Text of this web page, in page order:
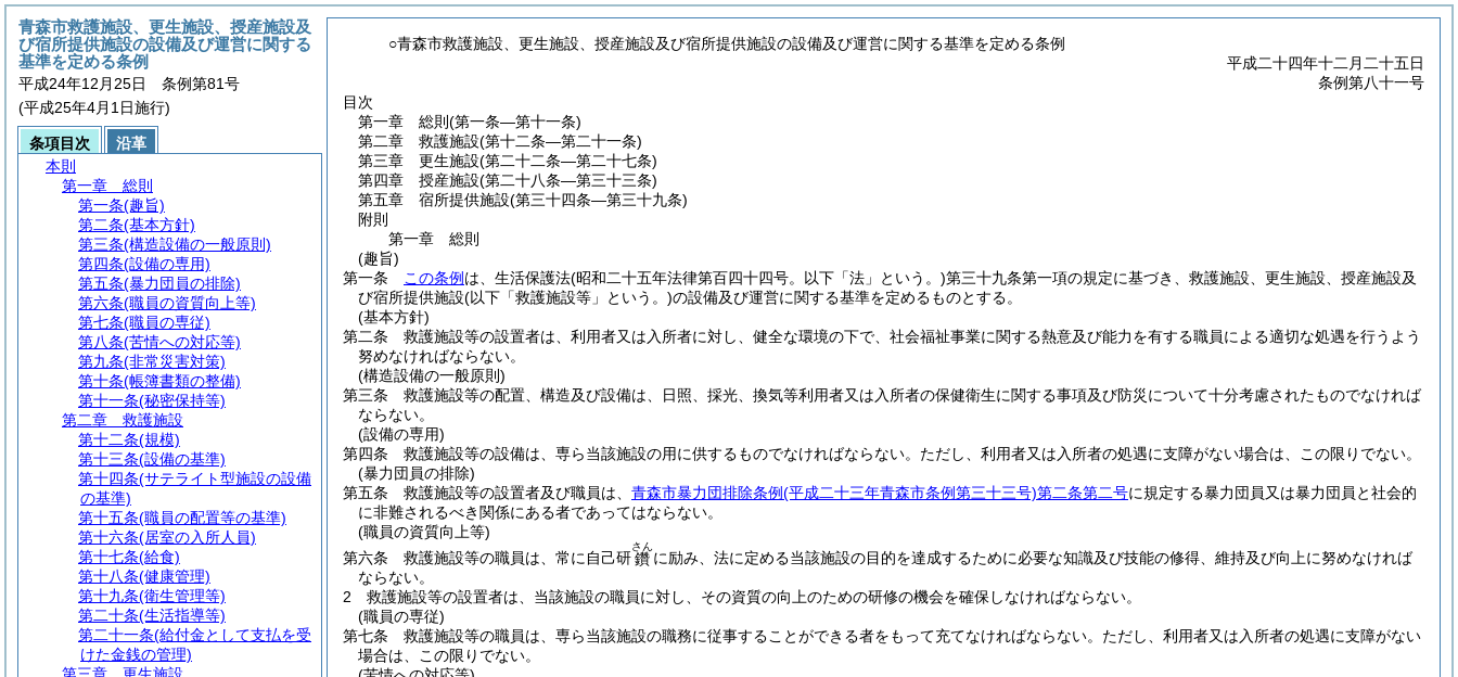
○青森市救護施設、更生施設、授産施設及び宿所提供施設の設備及び運営に関する基準を定める条例
平成二十四年十二月二十五日
条例第八十一号
目次
第一章
総則 (第一条―第十一条)
第二章
救護施設(第十二条―第二十一条)
第三章
更生施設(第二十二条―第二十七条)
第四章
授産施設(第二十八条―第三十三条)
第五章
宿所提供施設(第三十四条―第三十九条)
附則
第一章
総則
(趣旨)
第一条
この条例 は、生活保護法(昭和二十五年法律第百四十四号。以下「法」という。)第三十九条第一項の規定に基づき、救護施設、更生施設、授産施設及
び宿所提供施設(以下「救護施設等」という。)の設備及び運営に関する基準を定めるものとする。
(基本方針)
第二条
救護施設等の設置者は、利用者又は入所者に対し、健全な環境の下で、社会福祉事業に関する熱意及び能力を有する職員による適切な処遇を行うよう
努めなければならない。
(構造設備の一般原則)
第三条
救護施設等の配置、構造及び設備は、日照、採光、換気等利用者又は入所者の保健衛生に関する事項及び防災について十分考慮されたものでなければ
ならない。
(設備の専用)
第四条
救護施設等の設備は、専ら当該施設の用に供するものでなければならない。 ただし、利用者又は入所者の処遇に支障がない場合は、この限りでない。
(暴力団員の排除)
第五条
救護施設等の設置者及び職員は、 青森市暴力団排除条例(平成二十三年青森市条例第三十三号)第二条第二号に規定する暴力団員又は暴力団員と社会的
に非難されるべき関係にある者であってはならない。
(職員の資質向上等)
第六条
救護施設等の職員は、常に自己研鑽
さん
に励み、法に定める当該施設の目的を達成するために必要な知識及び技能の修得、維持及び向上に努めなければ
ならない。
2
救護施設等の設置者は、当該施設の職員に対し、その資質の向上のための研修の機会を確保しなければならない。
(職員の専従)
第七条
救護施設等の職員は、専ら当該施設の職務に従事することができる者をもって充てなければならない。 ただし、利用者又は入所者の処遇に支障がない
場合は、この限りでない。
青森市救護施設、更生施設、授産施設及
び宿所提供施設の設備及び運営に関する
基準を定める条例
平成24年12月25日 条例第81号
(平成25年4月1日施行)
条項目次
沿革
本則
第一章
総則
第一条(趣旨)
第二条(基本方針)
第三条(構造設備の一般原則)
第四条(設備の専用)
第五条(暴力団員の排除)
第六条(職員の資質向上等)
第七条(職員の専従)
第八条(苦情への対応等)
第九条(非常災害対策)
第十条(帳簿書類の整備)
第十一条(秘密保持等)
第二章
救護施設
第十二条(規模)
第十三条(設備の基準)
第十四条(サテライト型施設の設備
の基準)
第十五条(職員の配置等の基準)
第十六条(居室の入所人員)
第十七条(給食)
第十八条(健康管理)
第十九条(衛生管理等)
第二十条(生活指導等)
第二十一条(給付金として支払を受
けた金銭の管理)